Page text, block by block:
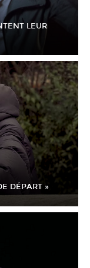
LEUR
DÉPART »